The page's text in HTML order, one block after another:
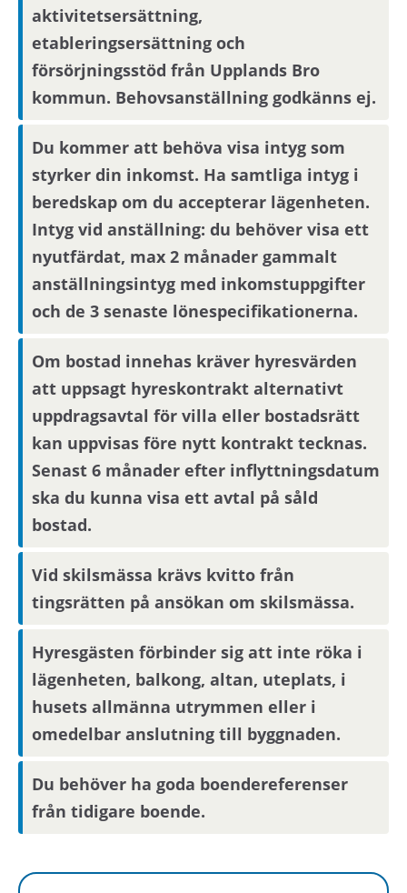
aktivitetsersättning,
etableringsersättning och
försörjningsstöd från Upplands Bro
kommun. Behovsanställning godkänns ej.
Du kommer att behöva visa intyg som
styrker din inkomst. Ha samtliga intyg i
beredskap om du accepterar lägenheten.
Intyg vid anställning: du behöver visa ett
nyutfärdat, max 2 månader gammalt
anställningsintyg med inkomstuppgifter
och de 3 senaste lönespecifikationerna.
Om bostad innehas kräver hyresvärden
att uppsagt hyreskontrakt alternativt
uppdragsavtal för villa eller bostadsrätt
kan uppvisas före nytt kontrakt tecknas.
Senast 6 månader efter inflyttningsdatum
ska du kunna visa ett avtal på såld
bostad.
Vid skilsmässa krävs kvitto från
tingsrätten på ansökan om skilsmässa.
Hyresgästen förbinder sig att inte röka i
lägenheten, balkong, altan, uteplats, i
husets allmänna utrymmen eller i
omedelbar anslutning till byggnaden.
Du behöver ha goda boendereferenser
från tidigare boende.